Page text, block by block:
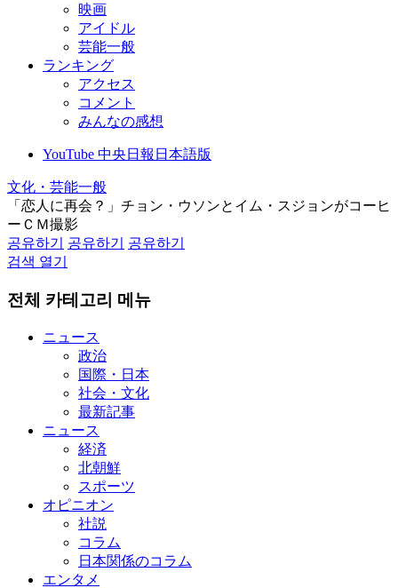
映画
アイドル
芸能一般
ランキング
アクセス
コメント
みんなの感想
YouTube 中央日報日本語版
文化・芸能一般
「恋人に再会？」チョン・ウソンとイム・スジョンがコーヒ
ーＣＭ撮影
공유하기
공유하기
공유하기
검색 열기
전체 카테고리 메뉴
ニュース
政治
国際・日本
社会・文化
最新記事
ニュース
経済
北朝鮮
スポーツ
オピニオン
社説
コラム
日本関係のコラム
エンタメ